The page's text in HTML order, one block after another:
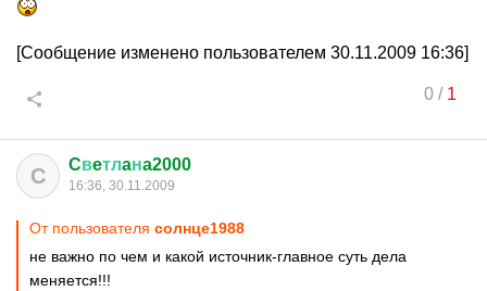
[Сообщение изменено пользователем 30.11.2009 16:36]
0/ 1
C Cвeтлaнa2000
16:36, 30.11.2009
От пользователя солнце1988
не важно по чем и какой источник-главное суть дела
меняется!!!